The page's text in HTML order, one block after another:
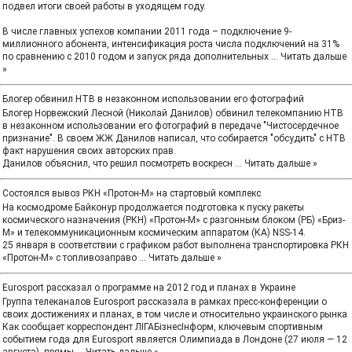
подвел итоги своей работы в уходящем году.
В числе главных успехов компании 2011 года – подключение 9-
миллионного абонента, интенсификация роста числа подключений на 31%
по сравнению с 2010 годом и запуск ряда дополнительных ... Читать дальше
»
Блогер обвинил НТВ в незаконном использовании его фотографий
Блогер Норвежский Лесной (Николай Данилов) обвинил телекомпанию НТВ
в незаконном использовании его фотографий в передаче "Чистосердечное
признание". В своем ЖЖ Данилов написал, что собирается "обсудить" с НТВ
факт нарушения своих авторских прав.
Данилов объяснил, что решил посмотреть воскресн ... Читать дальше »
Состоялся вывоз РКН «Протон-М» на стартовый комплекс
На космодроме Байконур продолжается подготовка к пуску ракеты
космического назначения (РКН) «Протон-М» с разгонным блоком (РБ) «Бриз-
М» и телекоммуникационным космическим аппаратом (КА) NSS-14.
25 января в соответствии с графиком работ выполнена транспортировка РКН
«Протон-М» с топливозаправо ... Читать дальше »
Eurosport рассказал о программе на 2012 год и планах в Украине
Группа телеканалов Eurosport рассказала в рамках пресс-конференции о
своих достижениях и планах, в том числе и относительно украинского рынка
Как сообщает корреспондент ЛIГАБiзнесIнформ, ключевым спортивным
событием года для Eurosport является Олимпиада в Лондоне (27 июля — 12